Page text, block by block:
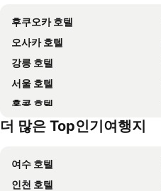
후쿠오카 호텔
오사카 호텔
강릉 호텔
서울 호텔
홍콩 호텔
강원도 호텔
더 많은 Top인기여행지
여수 호텔
인천 호텔